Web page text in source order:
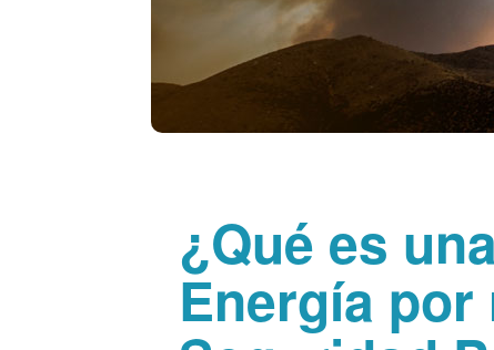
¿Qué es
Energía por